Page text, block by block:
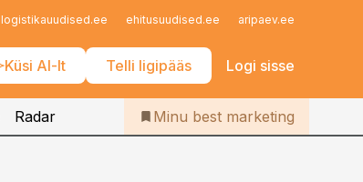
logistikauudised.ee ehitusuudised.ee aripaev.ee
Küsi AI-lt Telli ligipääs Logi sisse
Iseteenindus
Telli Bestmarketing
Radar Minu best marketing